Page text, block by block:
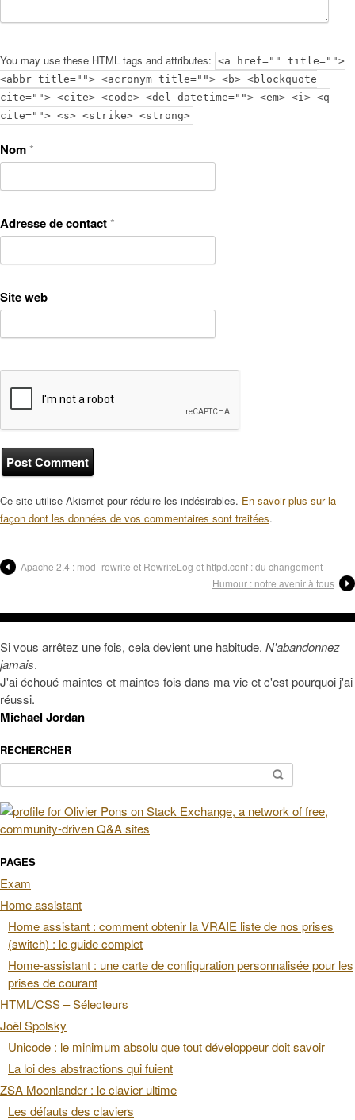
You may use these HTML tags and attributes: <a href="" title="">
<abbr title=""> <acronym title=""> <b> <blockquote
cite=""> <cite> <code> <del datetime=""> <em> <i> <q
cite=""> <s> <strike> <strong>
Nom*
Adresse de contact*
Site web
Ce site utilise Akismet pour réduire les indésirables. En savoir plus sur la
façon dont les données de vos commentaires sont traitées.
Apache 2.4 : mod_rewrite et RewriteLog et httpd.conf : du changement
Humour : notre avenir à tous
Si vous arrêtez une fois, cela devient une habitude. N'abandonnez
jamais.
J'ai échoué maintes et maintes fois dans ma vie et c'est pourquoi j'ai
réussi.
Michael Jordan
RECHERCHER
PAGES
Exam
Home assistant
Home assistant : comment obtenir la VRAIE liste de nos prises
(switch) : le guide complet
Home-assistant : une carte de configuration personnalisée pour les
prises de courant
HTML/CSS – Sélecteurs
Joël Spolsky
Unicode : le minimum absolu que tout développeur doit savoir
La loi des abstractions qui fuient
ZSA Moonlander : le clavier ultime
Les défauts des claviers